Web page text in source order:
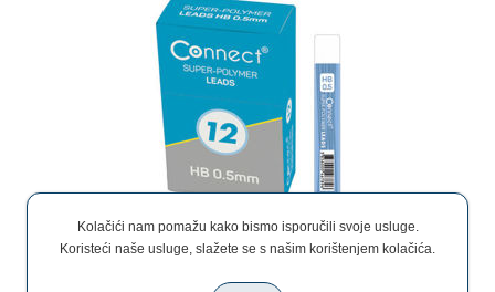
Kolačići nam pomažu kako bismo isporučili svoje usluge.
Koristeći naše usluge, slažete se s našim korištenjem kolačića.